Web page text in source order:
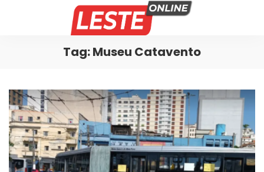
Tag:Museu Catavento